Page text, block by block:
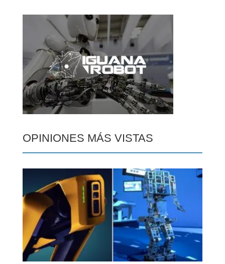
OPINIONES MÁS VISTAS